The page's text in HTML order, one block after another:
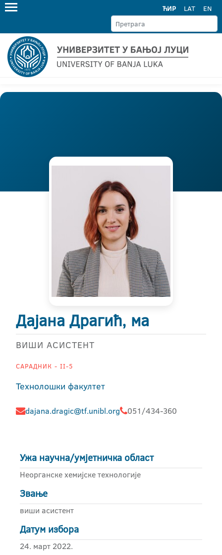
ЋИР LAT EN
Дајана Драгић, ма
ВИШИ АСИСТЕНТ
САРАДНИК - II-5
Технолошки факултет
dajana.dragic@tf.unibl.org 051/434-360
Ужа научна/умјетничка област
Неорганске хемијске технологије
Звање
виши асистент
Датум избора
24. март 2022.